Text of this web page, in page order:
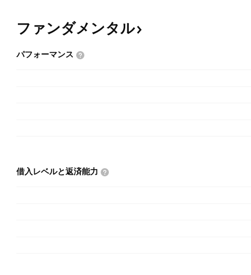
ファンダメンタル
パフォーマンス
借入レベルと返済能力